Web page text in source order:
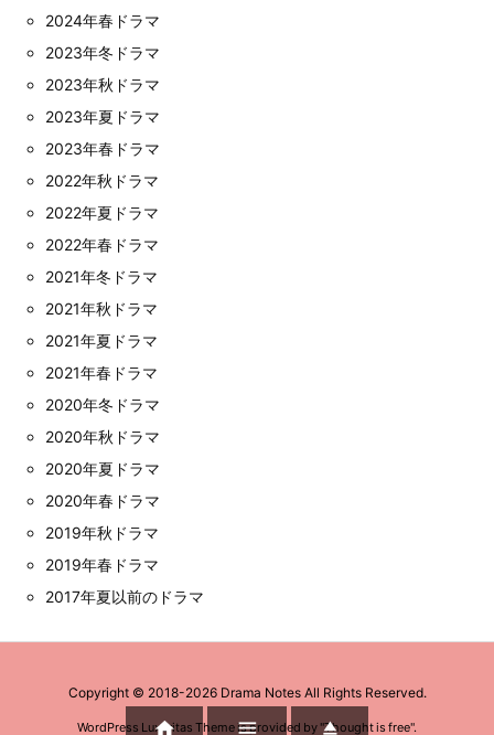
2024年春ドラマ
2023年冬ドラマ
2023年秋ドラマ
2023年夏ドラマ
2023年春ドラマ
2022年秋ドラマ
2022年夏ドラマ
2022年春ドラマ
2021年冬ドラマ
2021年秋ドラマ
2021年夏ドラマ
2021年春ドラマ
2020年冬ドラマ
2020年秋ドラマ
2020年夏ドラマ
2020年春ドラマ
2019年秋ドラマ
2019年春ドラマ
2017年夏以前のドラマ
Copyright © 2018-2026 Drama NotesAll Rights Reserved.
WordPress Luxeritas Theme is provided by "Thought is free".
  